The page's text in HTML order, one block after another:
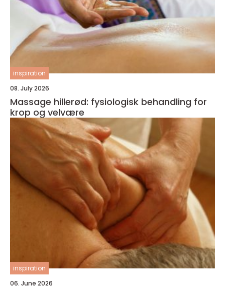
inspiration
08. July 2026
Massage hillerød: fysiologisk behandling for
krop og velvære
inspiration
06. June 2026